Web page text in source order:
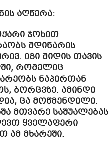
აღწერა:
ჯოხით
მდინარის
იგი მიდის თავის
რომელიც
ნაპირთან
ბორცვზე. ამინდი
ცა მოწმენდილი.
მთვარე საშუალებას
ყველაფერი
ამ მხარეში.